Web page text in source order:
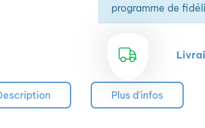
programme de
Plus d'infos